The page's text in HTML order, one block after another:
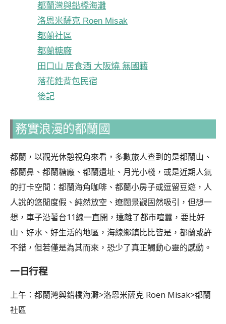
都蘭灣與鉛橋海灘
洛恩米薩克 Roen Misak
都蘭社區
都蘭糖廠
田口山 居食酒 大阪燒 無國籍
落花鉎背包民宿
後記
務實浪漫的都蘭國
都蘭，以觀光休憩視角來看，多數旅人查到的是都蘭山、
都蘭鼻、都蘭糖廠、都蘭遺址、月光小棧，或是近期人氣
的打卡空間：都蘭海角咖啡、都蘭小房子或逗留豆遊，人
人說的悠閒度假、純然放空、遼闊景觀固然吸引，但想一
想，車子沿著台11線一直開，遠離了都市喧囂，要比好
山、好水、好生活的地區，海線鄉鎮比比皆是，都蘭或許
不錯，但若僅是為其而來，恐少了真正觸動心靈的感動。
一日行程
上午：都蘭灣與鉛橋海灘>洛恩米薩克 Roen Misak>都蘭
社區